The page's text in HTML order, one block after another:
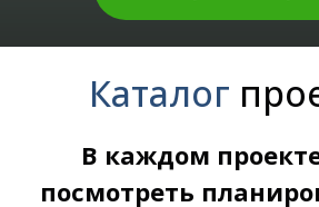
Каталог
В каждом
посмотреть